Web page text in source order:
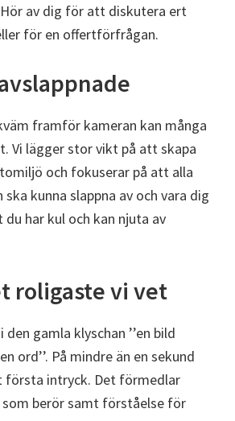
av dig för att diskutera ert
för en offertförfrågan.
framför kameran kan många
Vi lägger stor vikt på att skapa
och fokuserar på att alla
kunna slappna av och vara dig
du har kul och kan njuta av
roligaste vi vet
gamla klyschan ’’en bild
ord’’. På mindre än en sekund
första intryck. Det förmedlar
som berör samt förståelse för